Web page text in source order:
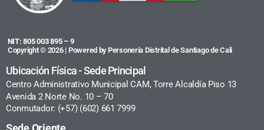
NIT: 805 003 895 – 9
Copyright © 2026 | Powered by Personería Distrital de Santiago de Cali
Ubicación Física - Sede Principal
Centro Administrativo Municipal CAM, Torre Alcaldía Piso 13
Avenida 2 Norte No. 10 – 70
Conmutador: (+57) (602) 661 7999